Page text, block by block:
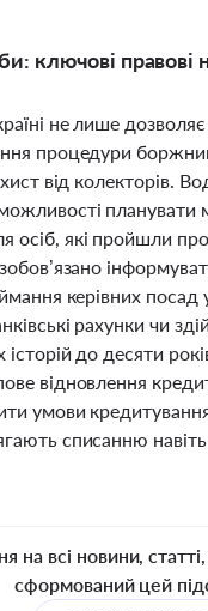
ключові
не лише
процедури
від
які пройшли
керівних
рахунки чи
до десяти
відновлення
умови
списанню навіть
всі новини,
сформований цей